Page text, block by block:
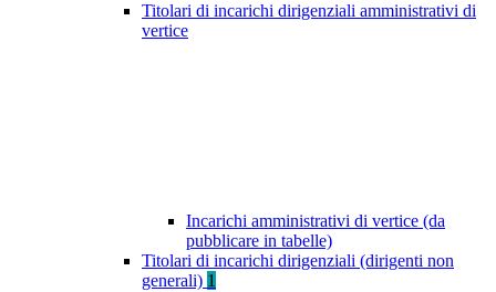
Titolari di incarichi dirigenziali amministrativi di
vertice
Incarichi amministrativi di vertice (da
pubblicare in tabelle)
Titolari di incarichi dirigenziali (dirigenti non
generali) 1